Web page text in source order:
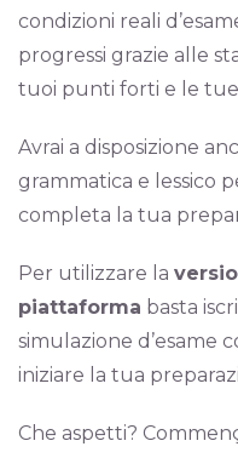
condizioni reali
progressi grazie alle
tuoi punti forti e le
Avrai a disposizione
grammatica e lessico
completa la tua
Per utilizzare la
piattaforma basta
simulazione d’esame
iniziare la tua
Che aspetti?